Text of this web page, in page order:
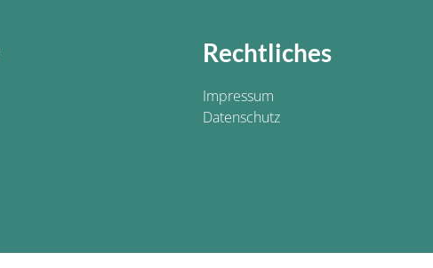
Rechtliches
Impressum
Datenschutz